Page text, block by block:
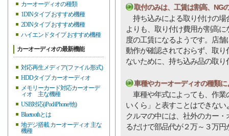
カーオーディオの種類
1DINタイプ おすすめ機種
2DINタイプ おすすめ機種
ハイエンドタイプ おすすめ機種
カーオーディオの最新機能
対応再生メディア(ファイル形式)
HDDタイプ カーオーディオ
メモリーカード対応カーオーデ
ィオ 主な機種
USB対応(iPod/iPhone/他)
Bluetoothとは
地デジ搭載 カーオーディオ 主な
機種
取付のみは、工賃は割高、NG
持ち込みによる取り付けの場
よりも、取り付け費用が割高
度の工賃になるようです。店
動作が確認されておらず、取
ないために、持ち込み品の取
車種やカーオーディオの種類
車種や年式によっても、作業
いくら」と表すことはできな
クルマの中には、社外のカー
るだけで部品代が２万～３万